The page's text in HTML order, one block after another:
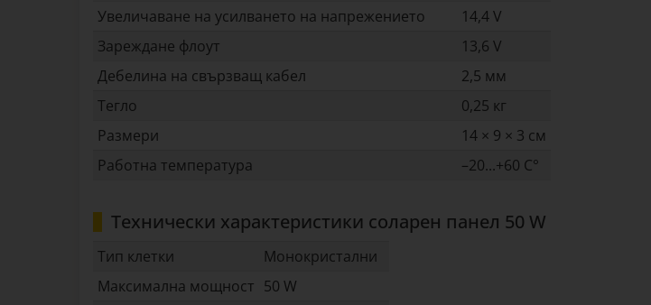
Увеличаване на усилването на напрежението
14,4 V
Зареждане флоут
13,6 V
Дебелина на свързващ кабел
2,5 мм
Тегло
0,25 кг
Размери
14 × 9 × 3 см
Работна температура
–20...+60 C°
Технически характеристики соларен панел 50 W
Тип клетки
Монокристални
Максимална мощност 50 W